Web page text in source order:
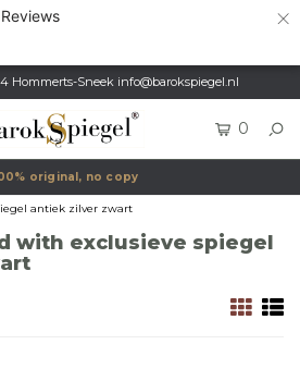
Reviews ×
Hommerts-Sneek info@barokspiegel.nl
0
original, no copy
antiek zilver zwart
with exclusieve spiegel